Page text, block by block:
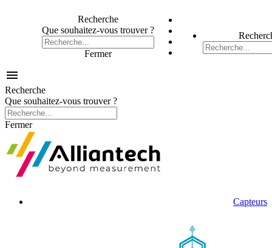
Recherche
Que souhaitez-vous trouver ?
Fermer

Recherche
Que souhaitez-vous trouver ?
Fermer
Capteurs